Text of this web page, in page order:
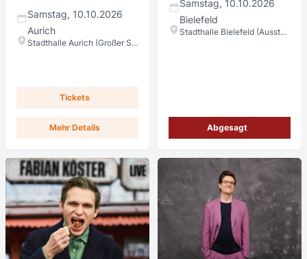
Samstag, 10.10.2026
Aurich
Stadthalle Aurich (Großer Saal)
Tickets
Mehr Details
Samstag, 10.10.2026
Bielefeld
Stadthalle Bielefeld (Ausstellungshalle)
Abgesagt